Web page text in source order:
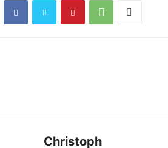
Christoph